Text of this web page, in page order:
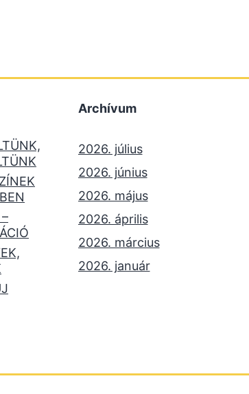
Archívum
2026. július
2026. június
2026. május
2026. április
2026. március
2026. január